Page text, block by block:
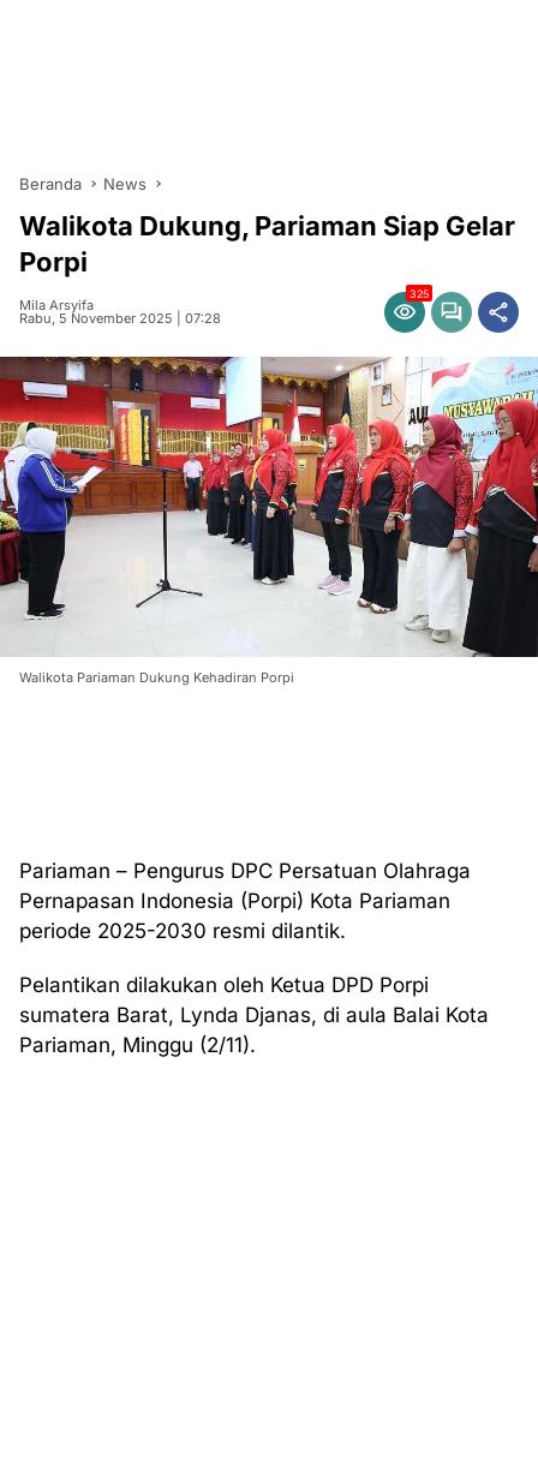
Beranda News
Walikota Dukung, Pariaman Siap Gelar
Porpi
Mila Arsyifa
Rabu, 5 November 2025 | 07:28
325
Walikota Pariaman Dukung Kehadiran Porpi
Pariaman – Pengurus DPC Persatuan Olahraga
Pernapasan Indonesia (Porpi) Kota Pariaman
periode 2025-2030 resmi dilantik.
Pelantikan dilakukan oleh Ketua DPD Porpi
sumatera Barat, Lynda Djanas, di aula Balai Kota
Pariaman, Minggu (2/11).